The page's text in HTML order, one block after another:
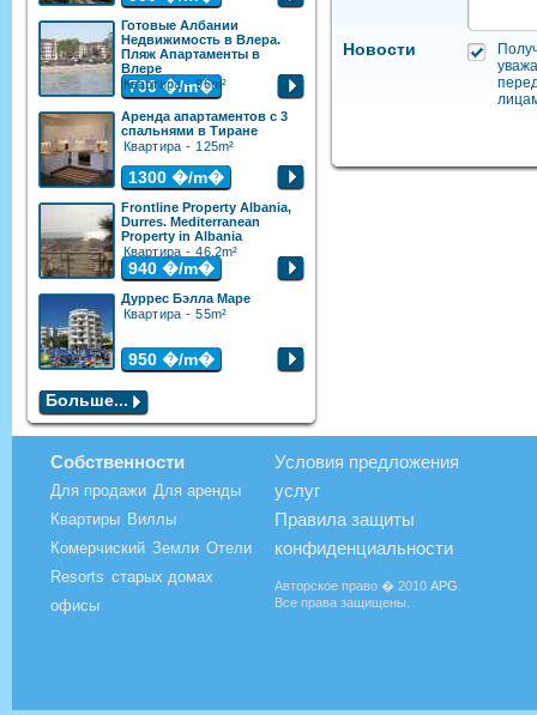
Новости
Готовые Албании
Недвижимость в Влера.
Пляж Апартаменты в
Влере
Квартира - 96m²
700�/m�
Аренда апартаментов с 3
спальнями в Тиране
Квартира - 125m²
1300 �/m�
Frontline Property Albania,
Durres. Mediterranean
Property in Albania
Квартира - 46.2m²
940 �/m�
Дуррес Бэлла Маре
Квартира - 55m²
950 �/m�
Больше...
Собственности
Для продажи Для аренды
Квартиры Виллы
Комерчиский Земли Отели
Resorts старых домах
офисы
Условия предложения
услуг
Правила защиты
конфиденциальности
Авторское право � 2010 APG
Все права защищены.